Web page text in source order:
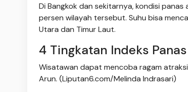
Di Bangkok dan sekitarnya, kondisi
persen wilayah tersebut. Suhu bisa
Utara dan Timur Laut.
4 Tingkatan Indeks Panas
Wisatawan dapat mencoba ragam
Arun. (Liputan6.com/Melinda Indrasari)